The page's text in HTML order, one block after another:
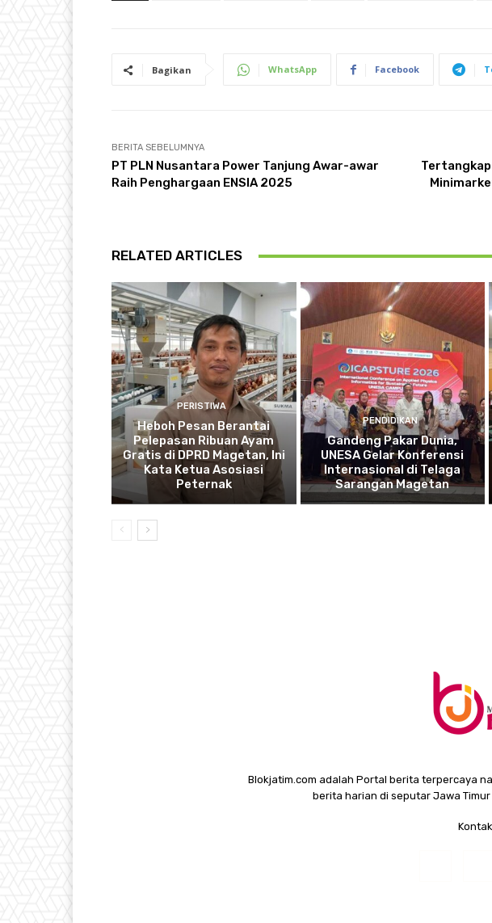
Bagikan WhatsApp Facebook
BERITA SEBELUMNYA
PT PLN Nusantara Power Tanjung Awar-awar
Raih Penghargaan ENSIA 2025
RELATED ARTICLES
PERISTIWA
Heboh Pesan Berantai
Pelepasan Ribuan Ayam
Gratis di DPRD Magetan, Ini
Kata Ketua Asosiasi
Peternak
PENDIDIKAN
Gandeng Pakar Dunia,
UNESA Gelar Konferensi
Internasional di Telaga
Sarangan Magetan
Blokjatim.com adalah Portal berita terpercaya
berita harian di seputar Jawa